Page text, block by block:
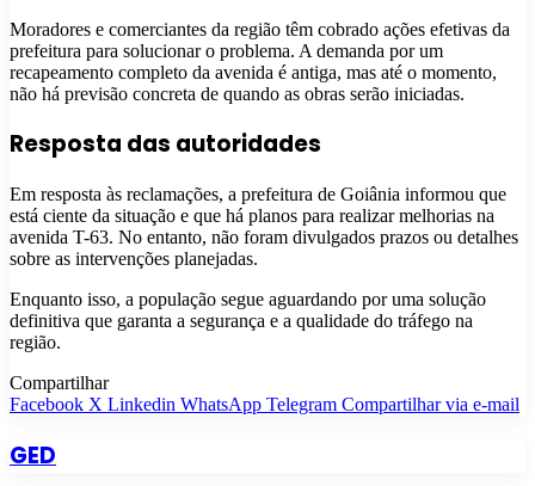
Moradores e comerciantes da região têm cobrado ações efetivas da
prefeitura para solucionar o problema. A demanda por um
recapeamento completo da avenida é antiga, mas até o momento,
não há previsão concreta de quando as obras serão iniciadas.
Resposta das autoridades
Em resposta às reclamações, a prefeitura de Goiânia informou que
está ciente da situação e que há planos para realizar melhorias na
avenida T-63. No entanto, não foram divulgados prazos ou detalhes
sobre as intervenções planejadas.
Enquanto isso, a população segue aguardando por uma solução
definitiva que garanta a segurança e a qualidade do tráfego na
região.
Compartilhar
Facebook X Linkedin WhatsApp Telegram Compartilhar via e-mail
GED